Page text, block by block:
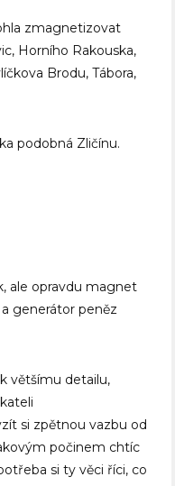
zmagnetizovat
Horního Rakouska,
Brodu, Tábora,
podobná Zličínu.
ale opravdu magnet
generátor peněz
většímu detailu,
si zpětnou vazbu od
počinem chtíc
si ty věci říci, co